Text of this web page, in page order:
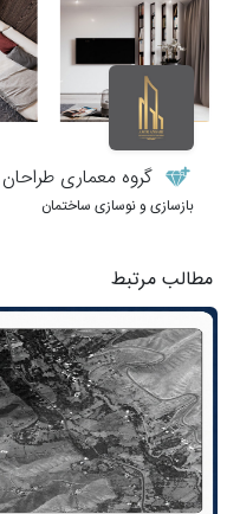
گروه معماری
بازسازی و نوسازی ساختمان
مطالب مرتبط